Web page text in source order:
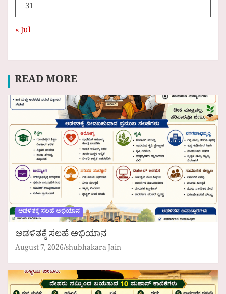
31
« Jul
READ MORE
ಆಡಳಿತಕ್ಕೆ ಸಲಹೆ ಅಭಿಯಾನ
ಆಡಳಿತಕ್ಕೆ ಸಲಹೆ ಅಭಿಯಾನ
August 7, 2026 shubhakara Jain